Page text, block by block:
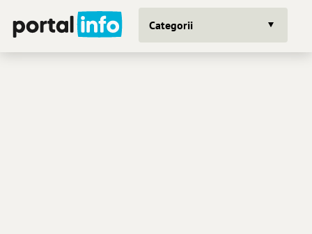
Categorii